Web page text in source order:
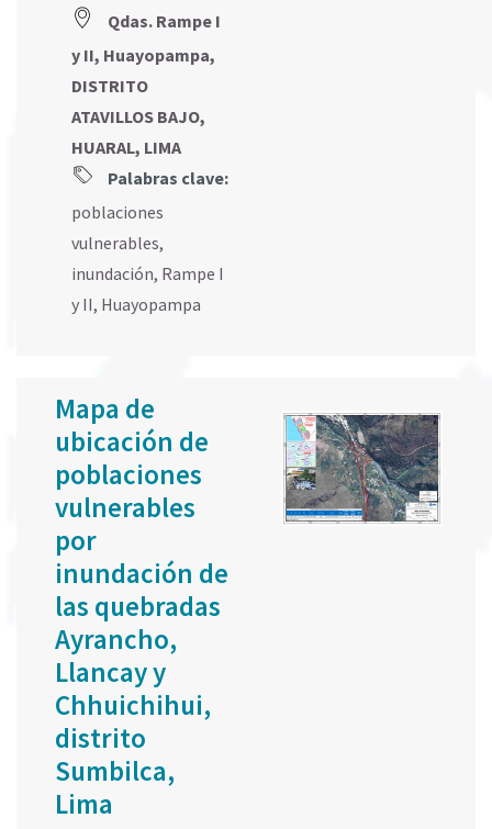
Qdas. Rampe I
y II, Huayopampa,
DISTRITO
ATAVILLOS BAJO,
HUARAL, LIMA
Palabras clave:
poblaciones
vulnerables,
inundación, Rampe I
y II, Huayopampa
Mapa de
ubicación de
poblaciones
vulnerables
por
inundación de
las quebradas
Ayrancho,
Llancay y
Chhuichihui,
distrito
Sumbilca,
Lima